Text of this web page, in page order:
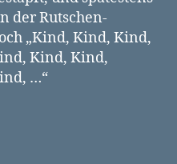
der Rutschen-
„Kind, Kind, Kind,
Kind, Kind,
…“